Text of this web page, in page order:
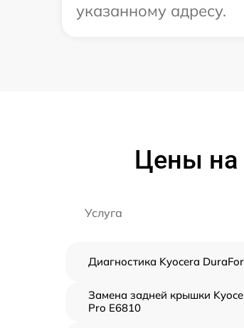
указанному адресу.
Цены на
Услуга
Диагностика Kyocera
Замена задней крышки
Pro E6810